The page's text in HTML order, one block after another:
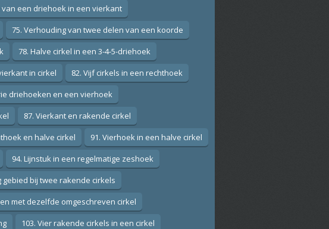
van een driehoek in een vierkant
75. Verhouding van twee delen van een koorde
78. Halve cirkel in een 3-4-5-driehoek
in cirkel
82. Vijf cirkels in een rechthoek
driehoeken en een vierhoek
87. Vierkant en rakende cirkel
en halve cirkel
91. Vierhoek in een halve cirkel
94. Lijnstuk in een regelmatige zeshoek
gebied bij twee rakende cirkels
met dezelfde omgeschreven cirkel
103. Vier rakende cirkels in een cirkel